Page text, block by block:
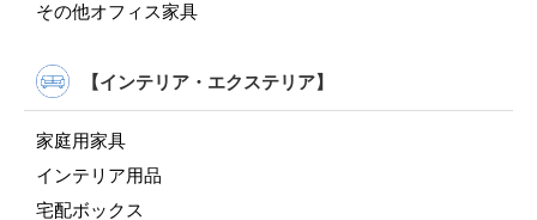
その他オフィス家具
【インテリア・エクステリア】
家庭用家具
インテリア用品
宅配ボックス